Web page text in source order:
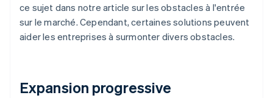
ce sujet dans notre article sur les obstacles à l'entrée
sur le marché. Cependant, certaines solutions peuvent
aider les entreprises à surmonter divers obstacles.
Expansion progressive